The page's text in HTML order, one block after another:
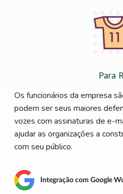
Para
Os funcionários da empresa
podem ser seus maiores
vozes com assinaturas de e-
ajudar as organizações a
com seu público.
Integração com Google